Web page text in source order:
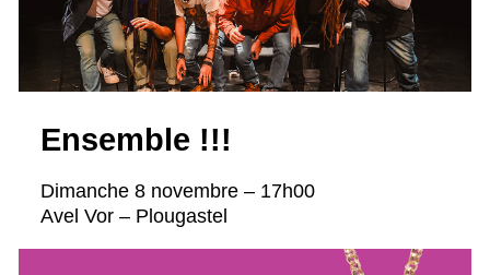
Ensemble !!!
Dimanche 8 novembre – 17h00
Avel Vor – Plougastel